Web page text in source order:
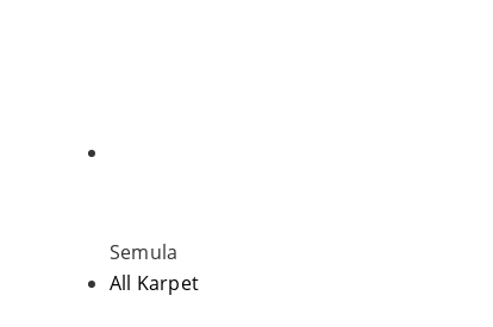
Semula
All Karpet